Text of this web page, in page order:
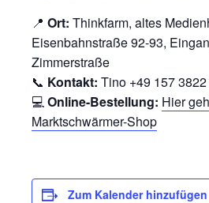
📍 Ort: Thinkfarm, altes
Eisenbahnstraße 92-93,
Zimmerstraße
📞 Kontakt: Tino +49 157
💻Online-Bestellung: Hier
Marktschwärmer-Shop
Zum Kalender hinzufügen